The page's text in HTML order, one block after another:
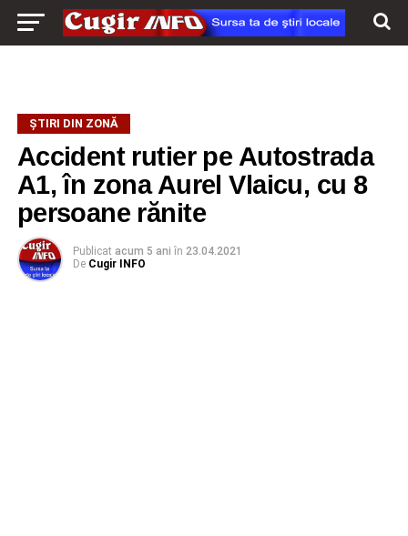
ŞTIRI DIN ZONĂ
Accident rutier pe Autostrada
A1, în zona Aurel Vlaicu, cu 8
persoane rănite
Publicat acum 5 ani în 23.04.2021
De Cugir INFO